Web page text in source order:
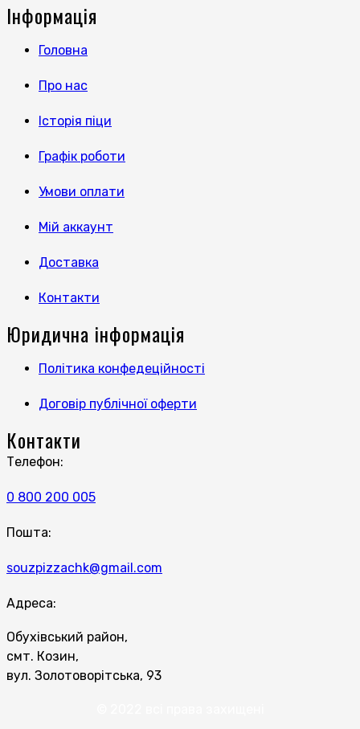
Інформація
Головна
Про нас
Історія піци
Графік роботи
Умови оплати
Мій аккаунт
Доставка
Контакти
Юридична інформація
Політика конфедеційності
Договір публічної оферти
Контакти
Телефон:
0 800 200 005
Пошта:
souzpizzachk@gmail.com
Адреса:
Обухівський район,
смт. Козин,
вул. Золотоворітська, 93